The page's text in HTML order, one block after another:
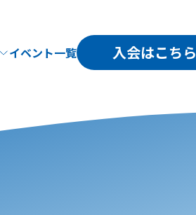
イベント一覧 入会はこちら